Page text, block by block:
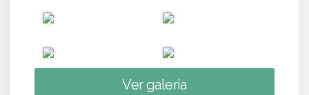
Ver galeria